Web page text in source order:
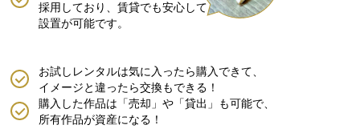
採用しており、賃貸でも安心して
設置が可能です。
購入した作品は「売却」や「貸出」も可能で、
所有作品が資産になる！
お試しレンタルは気に入ったら購入できて、
イメージと違ったら交換もできる！